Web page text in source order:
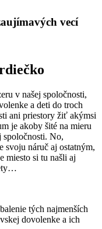
vecí
v našej spoločnosti,
a deti do troch
ani priestory žiť akýmsi
je akoby šité na mieru
spoločnosti. No,
svoju náruč aj ostatným,
miesto si tu našli aj
tých najmenších
dovolenke a ich